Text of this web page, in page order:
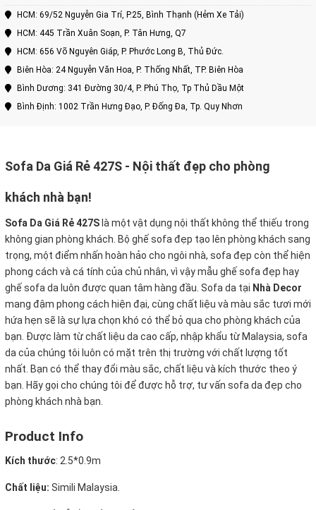
HCM: 69/52 Nguyễn Gia Trí, P.25, Bình Thạnh (Hẻm Xe Tải)
HCM: 445 Trần Xuân Soạn, P. Tân Hưng, Q7
HCM: 656 Võ Nguyên Giáp, P. Phước Long B, Thủ Đức.
Biên Hòa: 24 Nguyễn Văn Hoa, P. Thống Nhất, TP. Biên Hòa
Bình Dương: 341 Đường 30/4, P. Phú Thọ, Tp Thủ Dầu Một
Bình Định: 1002 Trần Hưng Đạo, P. Đống Đa, Tp. Quy Nhơn
Sofa Da Giá Rẻ 427S - Nội thất đẹp cho phòng
khách nhà bạn!
Sofa Da Giá Rẻ 427S là một vật dụng nội thất không thể thiếu trong
không gian phòng khách. Bộ ghế sofa đẹp tạo lên phòng khách sang
trọng, một điểm nhấn hoàn hảo cho ngôi nhà, sofa đẹp còn thể hiện
phong cách và cá tính của chủ nhân, vì vậy mẫu ghế sofa đẹp hay
ghế sofa da luôn được quan tâm hàng đầu. Sofa da tại Nhà Decor
mang đậm phong cách hiện đại, cùng chất liệu và màu sắc tươi mới
hứa hẹn sẽ là sự lựa chọn khó có thể bỏ qua cho phòng khách của
bạn. Được làm từ chất liệu da cao cấp, nhập khẩu từ Malaysia, sofa
da của chúng tôi luôn có mặt trên thị trường với chất lượng tốt
nhất. Bạn có thể thay đổi màu sắc, chất liệu và kích thước theo ý
bạn. Hãy gọi cho chúng tôi để được hỗ trợ, tư vấn sofa da đẹp cho
phòng khách nhà bạn.
Product Info
Kích thước: 2.5*0.9m
Chất liệu: Simili Malaysia.